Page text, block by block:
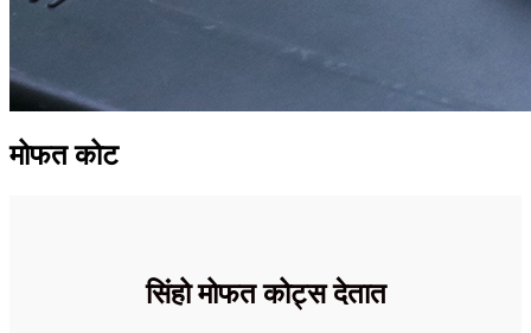
मोफत कोट
सिंहो मोफत कोट्स देतात